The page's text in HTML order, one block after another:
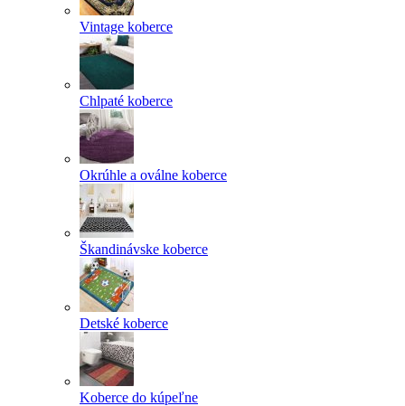
Vintage koberce
Chlpaté koberce
Okrúhle a oválne koberce
Škandinávske koberce
Detské koberce
Koberce do kúpeľne